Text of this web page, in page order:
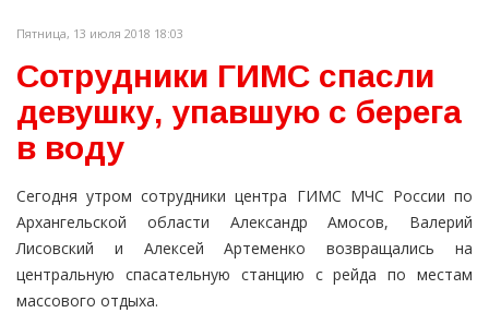
Пятница, 13 июля 2018 18:03
Сотрудники ГИМС спасли
девушку, упавшую с берега
в воду
Сегодня утром сотрудники центра ГИМС МЧС России по
Архангельской области Александр Амосов, Валерий
Лисовский и Алексей Артеменко возвращались на
центральную спасательную станцию с рейда по местам
массового отдыха.